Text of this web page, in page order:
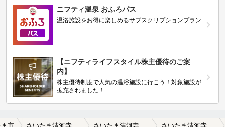
ニフティ温泉 おふろパス
温浴施設をお得に楽しめるサブスクリプションプラン
【ニフティライフスタイル株主優待のご案
内】
株主優待制度で人気の温浴施設に行こう！対象施設が
拡充されました！